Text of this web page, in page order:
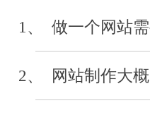
1、 做一个网站
2、 网站制作大